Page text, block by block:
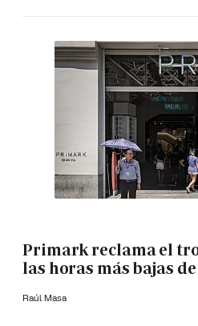
Primark reclama el
las horas más bajas
Raúl Masa